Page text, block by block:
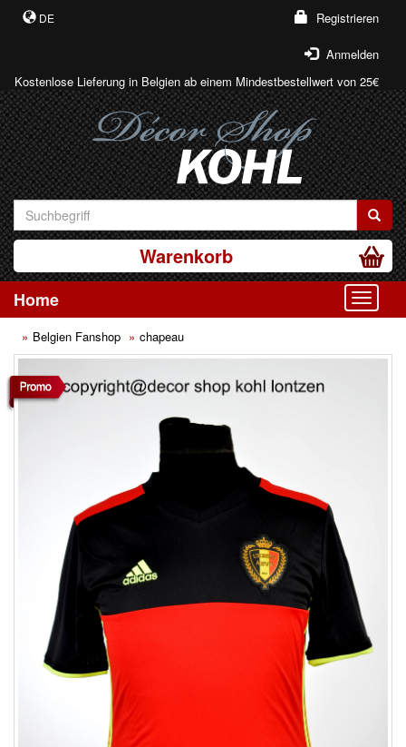
DE Registrieren
Anmelden
Kostenlose Lieferung in Belgien ab einem Mindestbestellwert von 25€
Warenkorb
Home
Belgien Fanshop chapeau